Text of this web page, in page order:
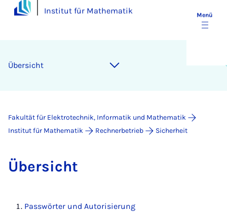
Institut für Mathematik Menü
Über­sicht
Fakultät für Elektrotechnik, Informatik und Mathematik
Institut für Mathematik
Rechnerbetrieb Sicherheit
Über­sicht
Passwörter und Autorisierung